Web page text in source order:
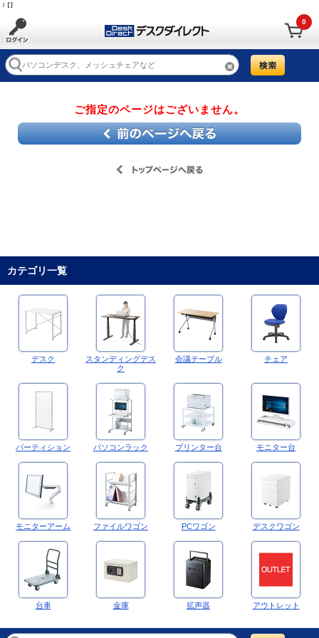
/【】
0
ご指定のページはございません。
カテゴリ一覧
デスク
スタンディングデス
ク
会議テーブル チェア
パーティション パソコンラック プリンター台 モニター台
モニターアーム ファイルワゴン PCワゴン デスクワゴン
台車 金庫 拡声器 アウトレット